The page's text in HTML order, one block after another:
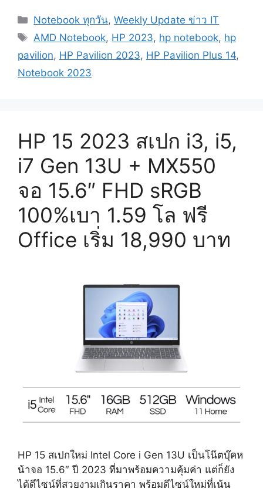
Categories
Notebook ทุกวัน,Weekly Update ข่าว IT
Tags
AMD Notebook, HP 2023, hp notebook, hp
pavilion, HP Pavilion 2023, HP Pavilion Plus 14,
Notebook 2023
HP 15 2023 สเปก i3, i5,
i7 Gen 13U + MX550
จอ 15.6″ FHD sRGB
100%เบา 1.59 โล ฟรี
Office เริ่ม 18,990 บาท
HP 15 สเปกใหม่ Intel Core i Gen 13U เป็นโน๊ตบุ๊คห
น้าจอ 15.6″ ปี 2023 ที่มาพร้อมความคุ้มค่า แต่ก็ยัง
ได้ดีไซน์ที่สวยงามเกินราคา พร้อมดีไซน์ใหม่ที่เน้น